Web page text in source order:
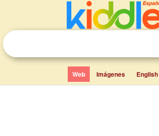
Web Imágenes English